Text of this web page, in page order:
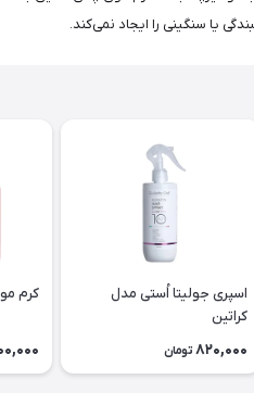
یا سنگینی را ایجاد نمی‌کند.​
اسپری جولیتا اُستی مدل
کراتین
820,000 تومان
کرم موی